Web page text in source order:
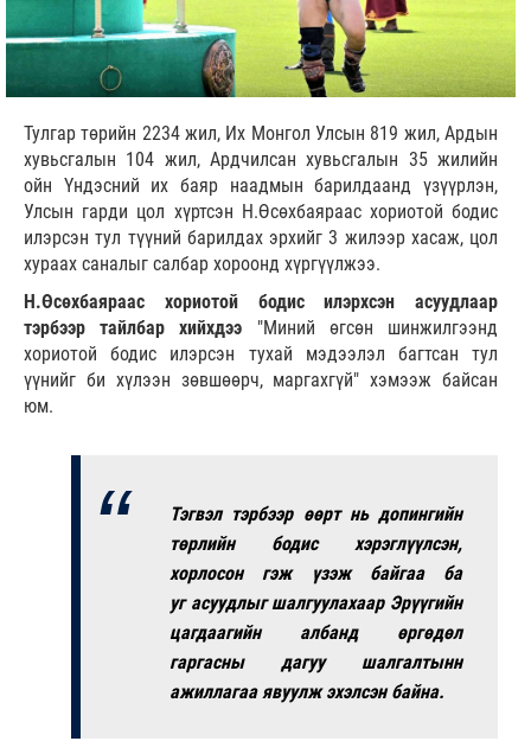
Тулгар төрийн 2234 жил, Их Монгол Улсын 819 жил, Ардын
хувьсгалын 104 жил, Ардчилсан хувьсгалын 35 жилийн
ойн Үндэсний их баяр наадмын барилдаанд үзүүрлэн,
Улсын гарди цол хүртсэн Н.Өсөхбаяраас хориотой бодис
илэрсэн тул түүний барилдах эрхийг 3 жилээр хасаж, цол
хураах саналыг салбар хороонд хүргүүлжээ.
Н.Өсөхбаяраас хориотой бодис илэрхсэн асуудлаар
тэрбээр тайлбар хийхдээ "Миний өгсөн шинжилгээнд
хориотой бодис илэрсэн тухай мэдээлэл багтсан тул
үүнийг би хүлээн зөвшөөрч, маргахгүй" хэмээж байсан
юм.
Тэгвэл тэрбээр өөрт нь допингийн
төрлийн бодис хэрэглүүлсэн,
хорлосон гэж үзэж байгаа ба
уг асуудлыг шалгуулахаар Эрүүгийн
цагдаагийн албанд өргөдөл
гаргасны дагуу шалгалтынн
ажиллагаа явуулж эхэлсэн байна.